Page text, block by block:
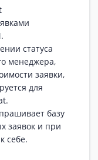
статуса
менеджера,
заявки,
для
базу
заявок и при
себе.